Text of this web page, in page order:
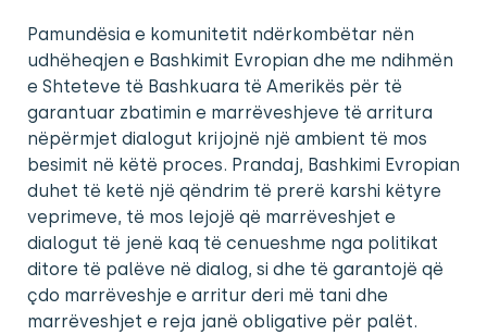
Pamundësia e komunitetit ndërkombëtar nën
udhëheqjen e Bashkimit Evropian dhe me ndihmën
e Shteteve të Bashkuara të Amerikës për të
garantuar zbatimin e marrëveshjeve të arritura
nëpërmjet dialogut krijojnë një ambient të mos
besimit në këtë proces. Prandaj, Bashkimi Evropian
duhet të ketë një qëndrim të prerë karshi këtyre
veprimeve, të mos lejojë që marrëveshjet e
dialogut të jenë kaq të cenueshme nga politikat
ditore të palëve në dialog, si dhe të garantojë që
çdo marrëveshje e arritur deri më tani dhe
marrëveshjet e reja janë obligative për palët.